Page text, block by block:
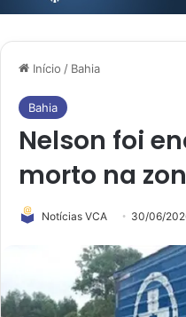
Início / Bahia
Bahia
Nelson foi
morto na
Notícias VCA 30/06/